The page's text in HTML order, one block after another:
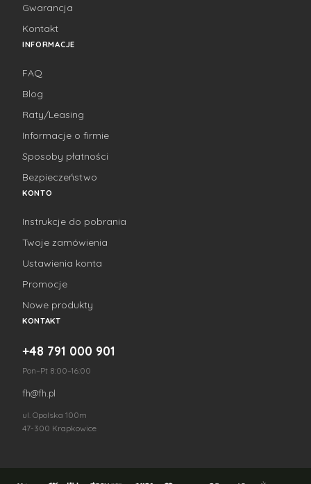
Gwarancja
Kontakt
INFORMACJE
FAQ
Blog
Raty/Leasing
Informacje o firmie
Sposoby płatności
Bezpieczeństwo
KONTO
Instrukcje do pobrania
Twoje zamówienia
Ustawienia konta
Promocje
Nowe produkty
KONTAKT
+48 791 000 901
Pon–Pt 8:00–16:00
fh@fh.pl
ul. Opolska 100m
47-300 Krapkowice